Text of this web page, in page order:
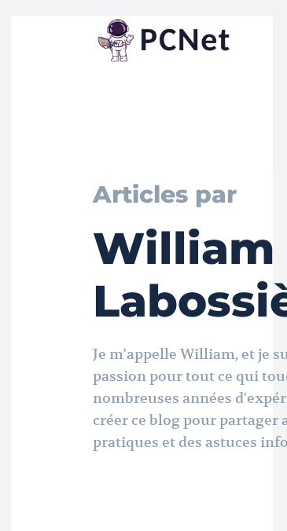
Articles par
William
Je m'appelle William, et je
passion pour tout ce qui
nombreuses années
créer ce blog pour partager
pratiques et des astuces